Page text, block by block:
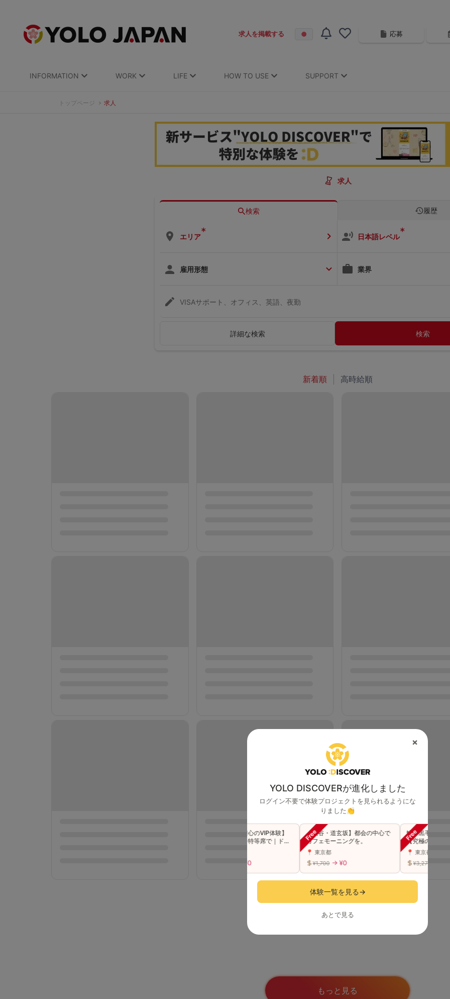
求人を掲載する 応募
INFORMATION WORK LIFE HOW TO USE SUPPORT
×
YOLO DISCOVERが進化しました
ログイン不要で体験プロジェクトを見られるようにな
りました👏
【初めてでも安心のVIP体験】
六本木クラブを特等席で｜ドリ
【渋谷・道玄坂】都会の中心で
カフェモーニングを。
📍 東京都
¥1,700 → ¥0
鰻・黒毛和牛・ハン
【究極の和風オムラ
📍 東京都
¥3,278 → ¥0
体験一覧を見る→
あとで見る
トップページ 求人
求人
検索 履歴
エリア* 日本語レベル*
雇用形態 業界
VISAサポート、オフィス、英語、夜勤
詳細な検索 検索
新着順 高時給順
もっと見る